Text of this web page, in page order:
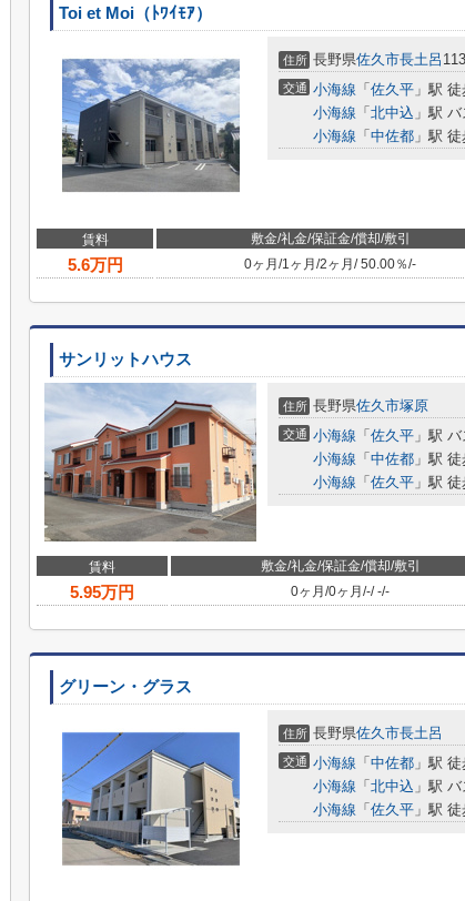
Toi et Moi（ﾄﾜｲﾓｱ）
住所 長野県佐久市長土呂
交通 小海線 「 佐久平 」駅
小海線 「 北中込 」駅
小海線 「 中佐都 」駅
賃料 敷金/礼金/保証金/償却/敷引
5.6万円 0ヶ月 /1ヶ月 /2ヶ月 /50.00％/-
サンリットハウス
住所 長野県佐久市塚原
交通 小海線 「 佐久平 」駅
小海線 「 中佐都 」駅
小海線 「 佐久平 」駅
賃料 敷金/礼金/保証金/償却/敷引
5.95万円 0ヶ月 /0ヶ月 /-/-/-
グリーン・グラス
住所 長野県佐久市長土呂
交通 小海線 「 中佐都 」駅
小海線 「 北中込 」駅
小海線 「 佐久平 」駅